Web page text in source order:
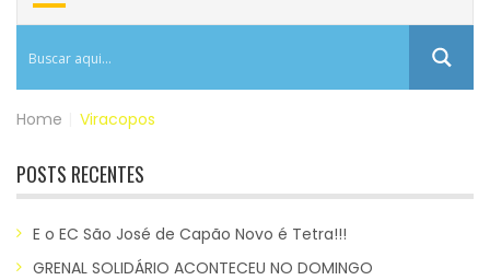
Home Viracopos
POSTS RECENTES
E o EC São José de Capão Novo é Tetra!!!
GRENAL SOLIDÁRIO ACONTECEU NO DOMINGO